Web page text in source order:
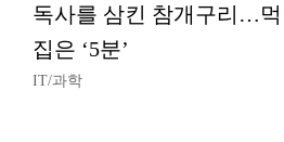
독사를 삼킨 참개구리…먹
집은 ‘5분’
IT/과학